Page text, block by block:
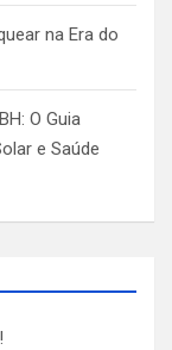
na Era do
O Guia
e Saúde